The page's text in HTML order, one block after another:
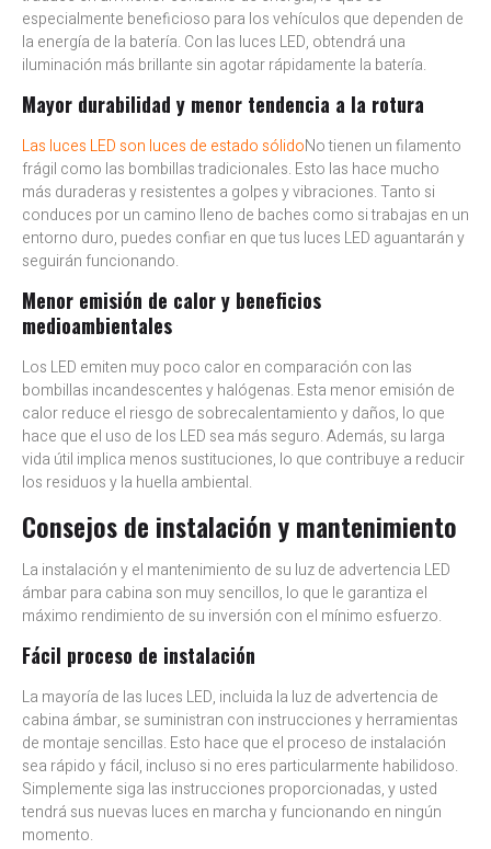
especialmente beneficioso para los vehículos que dependen de
la energía de la batería. Con las luces LED, obtendrá una
iluminación más brillante sin agotar rápidamente la batería.
Mayor durabilidad y menor tendencia a la rotura
Las luces LED son luces de estado sólidoNo tienen un filamento
frágil como las bombillas tradicionales. Esto las hace mucho
más duraderas y resistentes a golpes y vibraciones. Tanto si
conduces por un camino lleno de baches como si trabajas en un
entorno duro, puedes confiar en que tus luces LED aguantarán y
seguirán funcionando.
Menor emisión de calor y beneficios
medioambientales
Los LED emiten muy poco calor en comparación con las
bombillas incandescentes y halógenas. Esta menor emisión de
calor reduce el riesgo de sobrecalentamiento y daños, lo que
hace que el uso de los LED sea más seguro. Además, su larga
vida útil implica menos sustituciones, lo que contribuye a reducir
los residuos y la huella ambiental.
Consejos de instalación y mantenimiento
La instalación y el mantenimiento de su luz de advertencia LED
ámbar para cabina son muy sencillos, lo que le garantiza el
máximo rendimiento de su inversión con el mínimo esfuerzo.
Fácil proceso de instalación
La mayoría de las luces LED, incluida la luz de advertencia de
cabina ámbar, se suministran con instrucciones y herramientas
de montaje sencillas. Esto hace que el proceso de instalación
sea rápido y fácil, incluso si no eres particularmente habilidoso.
Simplemente siga las instrucciones proporcionadas, y usted
tendrá sus nuevas luces en marcha y funcionando en ningún
momento.